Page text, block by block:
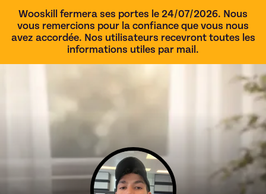
Wooskill fermera ses portes le 24/07/2026. Nous
vous remercions pour la confiance que vous nous
avez accordée. Nos utilisateurs recevront toutes les
informations utiles par mail.